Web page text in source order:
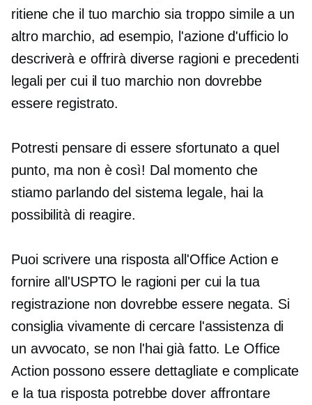
ritiene che il tuo marchio sia troppo simile a un
altro marchio, ad esempio, l'azione d'ufficio lo
descriverà e offrirà diverse ragioni e precedenti
legali per cui il tuo marchio non dovrebbe
essere registrato.
Potresti pensare di essere sfortunato a quel
punto, ma non è così! Dal momento che
stiamo parlando del sistema legale, hai la
possibilità di reagire.
Puoi scrivere una risposta all'Office Action e
fornire all'USPTO le ragioni per cui la tua
registrazione non dovrebbe essere negata. Si
consiglia vivamente di cercare l'assistenza di
un avvocato, se non l'hai già fatto. Le Office
Action possono essere dettagliate e complicate
e la tua risposta potrebbe dover affrontare